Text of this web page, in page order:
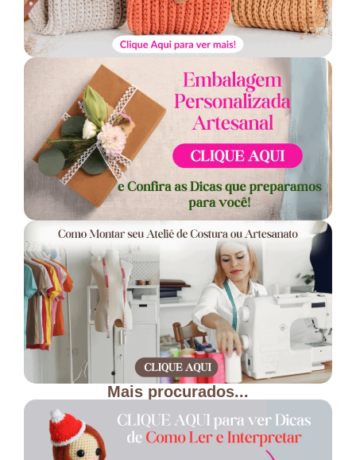
Mais procurados...